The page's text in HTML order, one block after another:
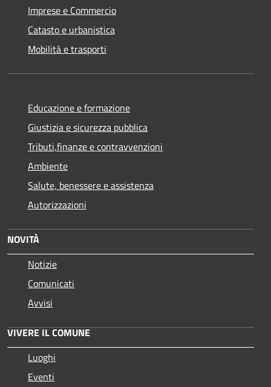
Imprese e Commercio
Catasto e urbanistica
Mobilità e trasporti
Educazione e formazione
Giustizia e sicurezza pubblica
Tributi,finanze e contravvenzioni
Ambiente
Salute, benessere e assistenza
Autorizzazioni
NOVITÀ
Notizie
Comunicati
Avvisi
VIVERE IL COMUNE
Luoghi
Eventi